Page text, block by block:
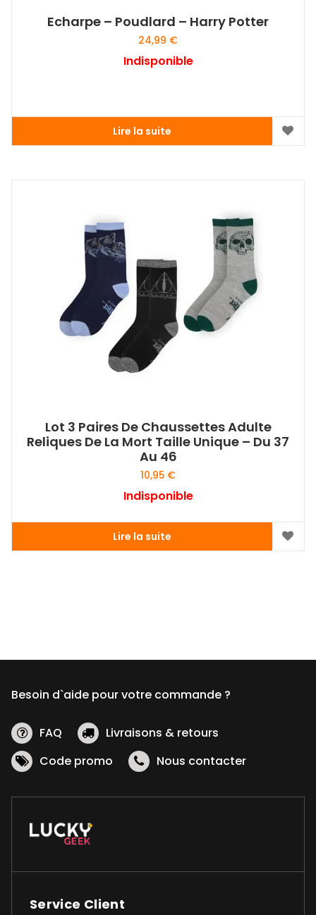
Echarpe – Poudlard – Harry Potter
24,99 €
Indisponible
Lire la suite
Lot 3 Paires De Chaussettes Adulte
Reliques De La Mort Taille Unique – Du 37
Au 46
10,95 €
Indisponible
Lire la suite
Besoin d`aide pour votre commande ?
FAQ
Livraisons & retours
Code promo
Nous contacter
Service Client